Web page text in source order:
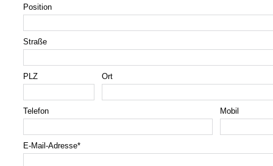
Position
Straße
PLZ Ort
Telefon Mobil
E-Mail-Adresse*